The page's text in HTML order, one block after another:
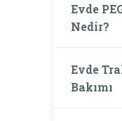
Evde
Nedir?
Evde
Bakımı